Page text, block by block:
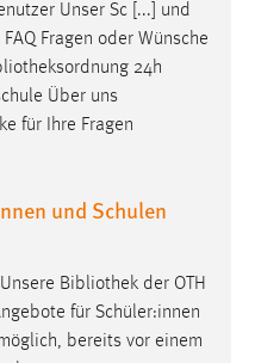
Unser Sc [...] und
Fragen oder Wünsche
24h
Über uns
für Ihre Fragen
und Schulen
Unsere Bibliothek der OTH
für Schüler:innen
bereits vor einem